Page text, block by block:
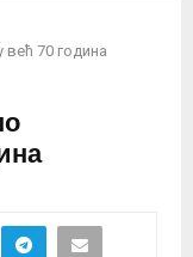
већ 70 година